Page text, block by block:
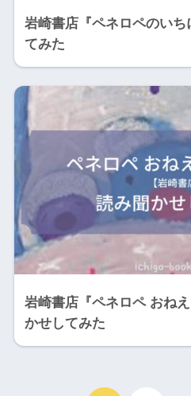
岩崎書店『ペネロペのいち
てみた
岩崎書店『ペネロペ おね
かせしてみた